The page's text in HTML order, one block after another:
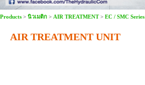
Products > นิวเมติก > AIR TREATMENT> EC / SMC Series
AIR TREATMENT UNIT